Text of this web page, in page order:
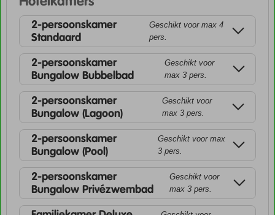
2-persoonskamer
Standaard
Geschikt voor max 4
pers.
2-persoonskamer
Bungalow Bubbelbad
Geschikt voor
max 3 pers.
2-persoonskamer
Bungalow (Lagoon)
Geschikt voor
max 3 pers.
2-persoonskamer
Bungalow (Pool)
Geschikt voor max
3 pers.
2-persoonskamer
Bungalow Privézwembad
Geschikt voor
max 3 pers.